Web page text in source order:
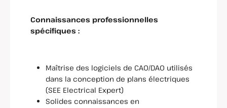
Connaissances professionnelles
spécifiques :
Maîtrise des logiciels de CAO/DAO utilisés
dans la conception de plans électriques
(SEE Electrical Expert)
Solides connaissances en